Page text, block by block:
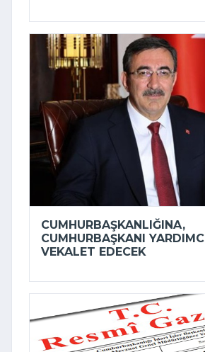
CUMHURBAŞKANLIĞINA,
CUMHURBAŞKANI
VEKALET EDECEK